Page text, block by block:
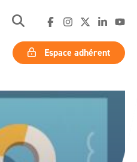
Espace adhérent